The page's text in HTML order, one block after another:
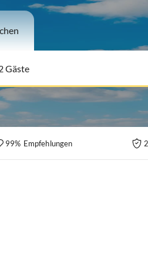
99% Empfehlungen